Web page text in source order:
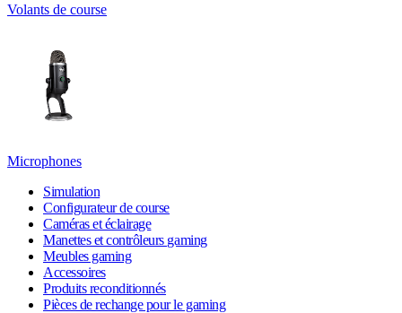
Volants de course
Microphones
Simulation
Configurateur de course
Caméras et éclairage
Manettes et contrôleurs gaming
Meubles gaming
Accessoires
Produits reconditionnés
Pièces de rechange pour le gaming